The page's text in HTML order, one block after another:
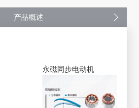
产品概述
永磁同步电动机